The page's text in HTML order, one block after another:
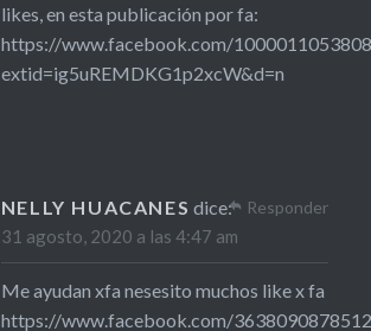
likes, en esta publicación por fa:
https://www.facebook.com/
extid=ig5uREMDKG1p2xcW&d=n
NELLY HUACANES dice:
31 agosto, 2020 a las 4:47 am
Me ayudan xfa nesesito muchos like x fa
https://www.facebook.com/
Responder